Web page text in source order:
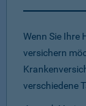
Wenn Sie Ihre
versichern
verschiedene